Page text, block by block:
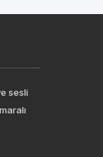
sesli